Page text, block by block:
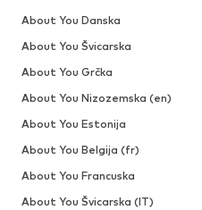
About You Danska
About You Švicarska
About You Grčka
About You Nizozemska (en)
About You Estonija
About You Belgija (fr)
About You Francuska
About You Švicarska (IT)